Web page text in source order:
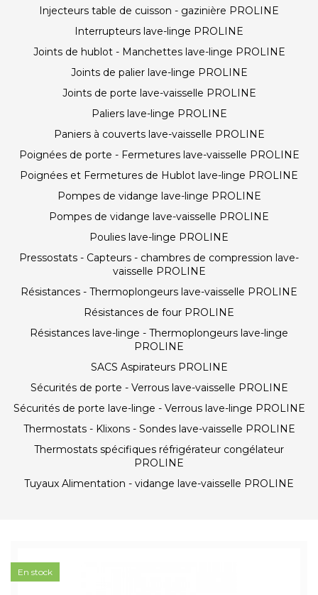
Injecteurs table de cuisson - gazinière PROLINE
Interrupteurs lave-linge PROLINE
Joints de hublot - Manchettes lave-linge PROLINE
Joints de palier lave-linge PROLINE
Joints de porte lave-vaisselle PROLINE
Paliers lave-linge PROLINE
Paniers à couverts lave-vaisselle PROLINE
Poignées de porte - Fermetures lave-vaisselle PROLINE
Poignées et Fermetures de Hublot lave-linge PROLINE
Pompes de vidange lave-linge PROLINE
Pompes de vidange lave-vaisselle PROLINE
Poulies lave-linge PROLINE
Pressostats - Capteurs - chambres de compression lave-
vaisselle PROLINE
Résistances - Thermoplongeurs lave-vaisselle PROLINE
Résistances de four PROLINE
Résistances lave-linge - Thermoplongeurs lave-linge
PROLINE
SACS Aspirateurs PROLINE
Sécurités de porte - Verrous lave-vaisselle PROLINE
Sécurités de porte lave-linge - Verrous lave-linge PROLINE
Thermostats - Klixons - Sondes lave-vaisselle PROLINE
Thermostats spécifiques réfrigérateur congélateur
PROLINE
Tuyaux Alimentation - vidange lave-vaisselle PROLINE
En stock